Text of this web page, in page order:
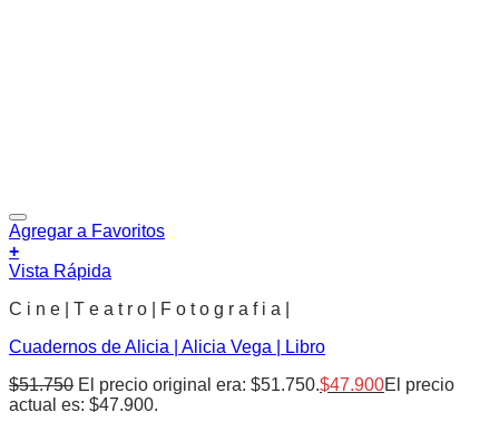
Agregar a Favoritos
+
Vista Rápida
C i n e | T e a t r o | F o t o g r a f i a |
Cuadernos de Alicia | Alicia Vega | Libro
$51.750 El precio original era: $51.750.$47.900El precio
actual es: $47.900.